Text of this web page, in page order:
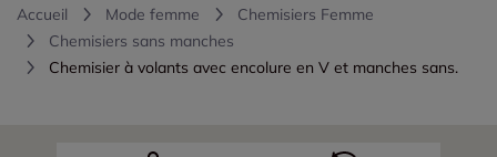
Accueil Mode femme
Chemisiers Femme
Chemisiers sans manches
Chemisier à volants avec encolure en V et manches sans.